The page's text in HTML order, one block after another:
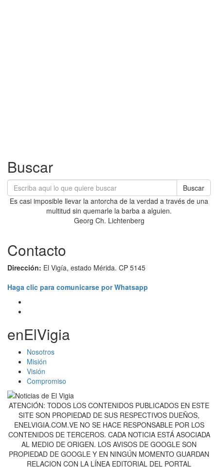
Buscar
Buscar
Es casi imposible llevar la antorcha de la verdad a través de una
multitud sin quemarle la barba a alguien.
Georg Ch. Lichtenberg
Contacto
Dirección: El Vigía, estado Mérida. CP 5145
Haga clic para comunicarse por Whatsapp
enElVigia
Nosotros
Misión
Visión
Compromiso
ATENCIÓN: TODOS LOS CONTENIDOS PUBLICADOS EN ESTE
SITE SON PROPIEDAD DE SUS RESPECTIVOS DUEÑOS,
ENELVIGIA.COM.VE NO SE HACE RESPONSABLE POR LOS
CONTENIDOS DE TERCEROS. CADA NOTICIA ESTÁ ASOCIADA
AL MEDIO DE ORIGEN. LOS AVISOS DE GOOGLE SON
PROPIEDAD DE GOOGLE Y EN NINGÚN MOMENTO GUARDAN
RELACION CON LA LÍNEA EDITORIAL DEL PORTAL